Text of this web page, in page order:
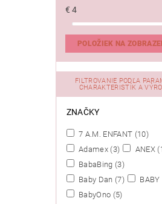
€4
POLOŽIEK NA
FILTROVANIE PODĽA
CHARAKTERISTÍK A
ZNAČKY
7 A.M. ENFANT (10)
Adamex (3) ANEX
BabaBing (3)
Baby Dan (7) BABY
BabyOno (5)